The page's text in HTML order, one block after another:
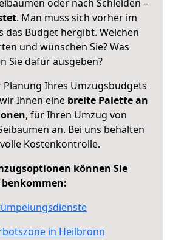
oder nach Schleiden –
. Man muss sich vorher im
das Budget hergibt. Welchen
und wünschen Sie? Was
Sie dafür ausgeben?
Planung Ihres Umzugsbudgets
Ihnen eine breite Palette an
, für Ihren Umzug von
an. Bei uns behalten
Kostenkontrolle.
können Sie
benkommen:
in Heilbronn